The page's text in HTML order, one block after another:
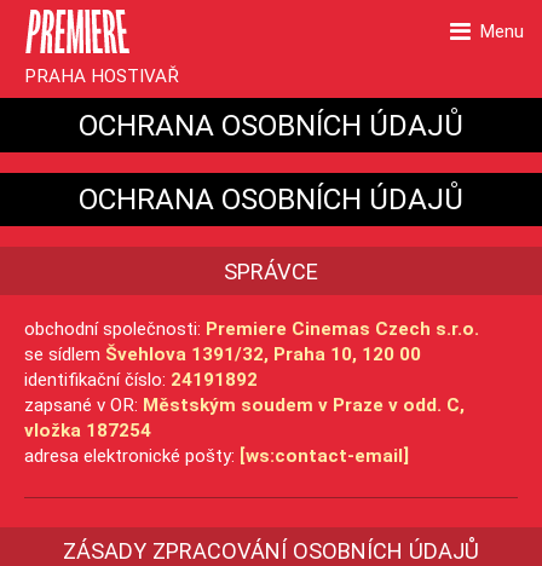
Menu
PRAHA HOSTIVAŘ
OCHRANA OSOBNÍCH ÚDAJŮ
OCHRANA OSOBNÍCH ÚDAJŮ
SPRÁVCE
obchodní společnosti: Premiere Cinemas Czech s.r.o.
se sídlem Švehlova 1391/32, Praha 10, 120 00
identifikační číslo: 24191892
zapsané v OR: Městským soudem v Praze v odd. C,
vložka 187254
adresa elektronické pošty: [ws:contact-email]
ZÁSADY ZPRACOVÁNÍ OSOBNÍCH ÚDAJŮ